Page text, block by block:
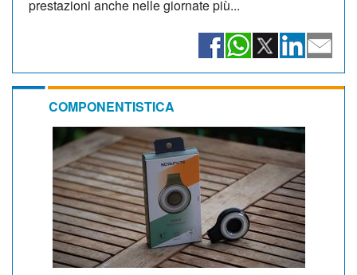
prestazioni anche nelle giornate più...
COMPONENTISTICA